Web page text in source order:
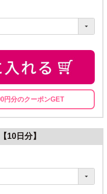
円分のクーポンGET
10日分】